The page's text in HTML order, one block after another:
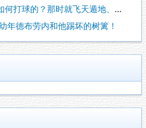
球的？那时就飞天遁地、攻防一
年德布劳内和他踢坏的树篱！